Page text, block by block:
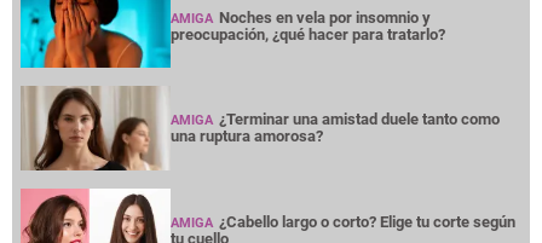
AMIGA Noches en vela por insomnio y
preocupación, ¿qué hacer para tratarlo?
AMIGA ¿Terminar una amistad duele tanto como
una ruptura amorosa?
AMIGA ¿Cabello largo o corto? Elige tu corte según
tu cuello